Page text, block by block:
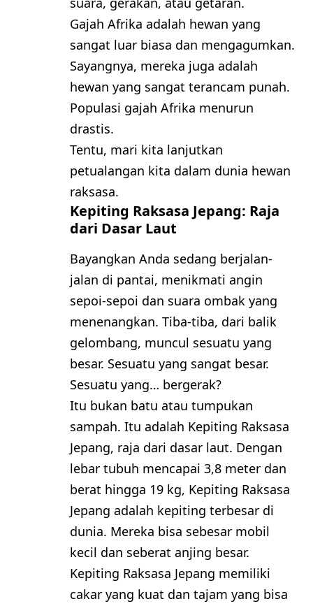
Gajah Afrika adalah hewan yang
sangat luar biasa dan mengagumkan.
Sayangnya, mereka juga adalah
hewan yang sangat terancam punah.
Populasi gajah Afrika menurun
drastis.
Tentu, mari kita lanjutkan
petualangan kita dalam dunia hewan
raksasa.
Kepiting Raksasa Jepang: Raja
dari Dasar Laut
Bayangkan Anda sedang berjalan-
jalan di pantai, menikmati angin
sepoi-sepoi dan suara ombak yang
menenangkan. Tiba-tiba, dari balik
gelombang, muncul sesuatu yang
besar. Sesuatu yang sangat besar.
Sesuatu yang… bergerak?
Itu bukan batu atau tumpukan
sampah. Itu adalah Kepiting Raksasa
Jepang, raja dari dasar laut. Dengan
lebar tubuh mencapai 3,8 meter dan
berat hingga 19 kg, Kepiting Raksasa
Jepang adalah kepiting terbesar di
dunia. Mereka bisa sebesar mobil
kecil dan seberat anjing besar.
Kepiting Raksasa Jepang memiliki
cakar yang kuat dan tajam yang bisa